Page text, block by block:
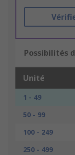
Possibilités
Unité
1 - 49
50 - 99
100 - 249
250 - 499